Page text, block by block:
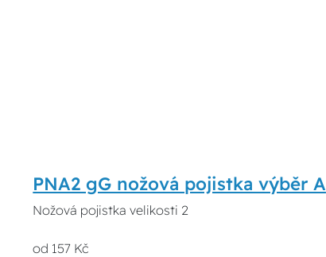
PNA2 gG nožová pojistka výběr A
Nožová pojistka velikosti 2
od 157 Kč